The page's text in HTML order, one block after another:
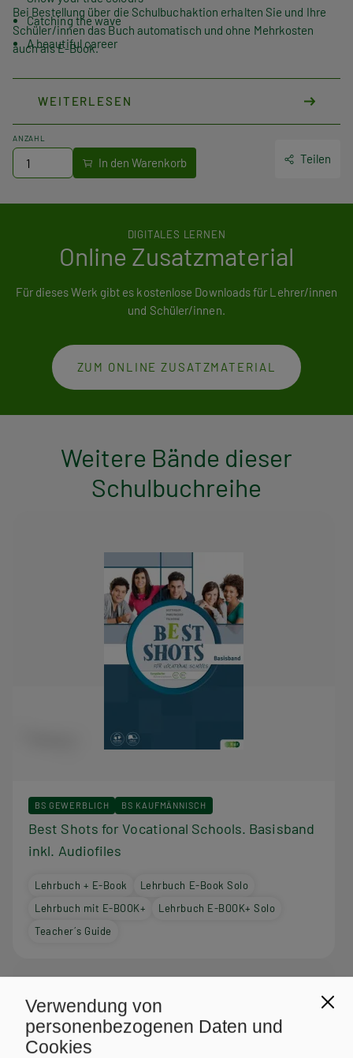
Catching the wave
A beautiful career
Bei Bestellung über die Schulbuchaktion erhalten Sie und Ihre
Schüler/innen das Buch automatisch und ohne Mehrkosten
auch als E-Book.
WEITERLESEN
ANZAHL
Teilen
DIGITALES LERNEN
Online Zusatzmaterial
Für dieses Werk gibt es kostenlose Downloads für Lehrer/innen
und Schüler/innen.
ZUM ONLINE ZUSATZMATERIAL
Weitere Bände dieser
Schulbuchreihe
BS GEWERBLICH BS KAUFMÄNNISCH
Best Shots for Vocational Schools. Basisband
inkl. Audiofiles
Lehrbuch + E-Book
Lehrbuch E-Book Solo
Lehrbuch mit E-BOOK+
Lehrbuch E-BOOK+ Solo
Teacher´s Guide
Verwendung von
personenbezogenen Daten und
Cookies